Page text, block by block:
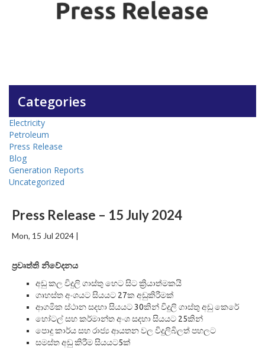
Categories
Electricity
Petroleum
Press Release
Blog
Generation Reports
Uncategorized
Press Release – 15 July 2024
Mon, 15 Jul 2024 |
ප්‍රවෘත්ති නිවේදනය
අඩු කල විදුලි ගාස්තු හෙට සිට ක්‍රියාත්මකයි
ගෘහස්ත අංශයට සියයට 27ක අඩුකිරීමක්
ආගමික ස්ථාන සදහා සියයට 30කින් විදුලි ගාස්තු අඩු කෙරේ
හෝටල් සහ කර්මාන්ත අංශ සදහා සියයට 25කින්
පොදු කාර්ය සහ රාජ්‍ය ආයතන වල විදුලිබිලත් පහලට
සමස්ත අඩු කිරීම සියයට5ක්